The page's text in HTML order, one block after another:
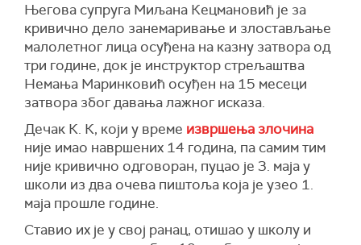
Његова супруга Миљана Кецмановић је за
кривично дело занемаривање и злостављање
малолетног лица осуђена на казну затвора од
три године, док је инструктор стрељаштва
Немања Маринковић осуђен на 15 месеци
затвора због давања лажног исказа.
Дечак К. К, који у време извршења злочина
није имао навршених 14 година, па самим тим
није кривично одговоран, пуцао је 3. маја у
школи из два очева пиштоља која је узео 1.
маја прошле године.
Ставио их је у свој ранац, отишао у школу и